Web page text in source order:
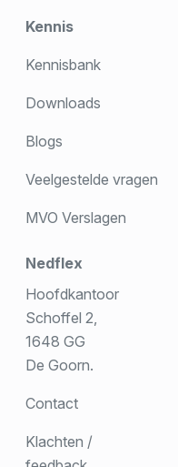
Kennis
Kennisbank
Downloads
Blogs
Veelgestelde vragen
MVO Verslagen
Nedflex
Hoofdkantoor
Schoffel 2,
1648 GG
De Goorn.
Contact
Klachten /